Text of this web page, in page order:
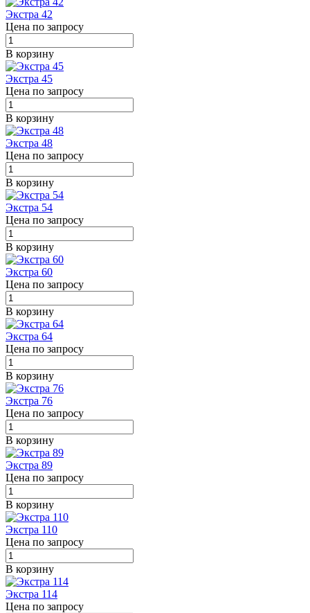
Экстра 42
Цена по запросу
В корзину
Экстра 45
Цена по запросу
В корзину
Экстра 48
Цена по запросу
В корзину
Экстра 54
Цена по запросу
В корзину
Экстра 60
Цена по запросу
В корзину
Экстра 64
Цена по запросу
В корзину
Экстра 76
Цена по запросу
В корзину
Экстра 89
Цена по запросу
В корзину
Экстра 110
Цена по запросу
В корзину
Экстра 114
Цена по запросу